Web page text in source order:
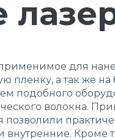
для
пленку, а так же
подобного
волокна.
Кроме